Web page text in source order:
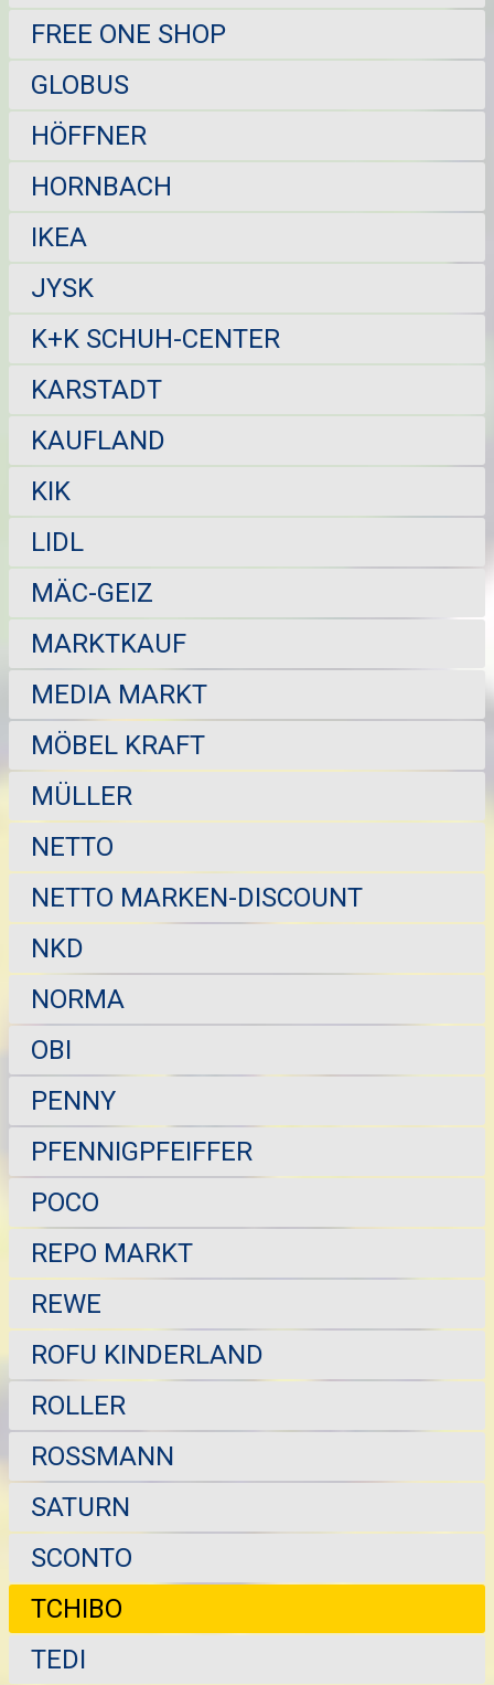
FREE ONE SHOP
GLOBUS
HÖFFNER
HORNBACH
IKEA
JYSK
K+K SCHUH-CENTER
KARSTADT
KAUFLAND
KIK
LIDL
MÄC-GEIZ
MARKTKAUF
MEDIA MARKT
MÖBEL KRAFT
MÜLLER
NETTO
NETTO MARKEN-DISCOUNT
NKD
NORMA
OBI
PENNY
PFENNIGPFEIFFER
POCO
REPO MARKT
REWE
ROFU KINDERLAND
ROLLER
ROSSMANN
SATURN
SCONTO
TCHIBO
TEDI